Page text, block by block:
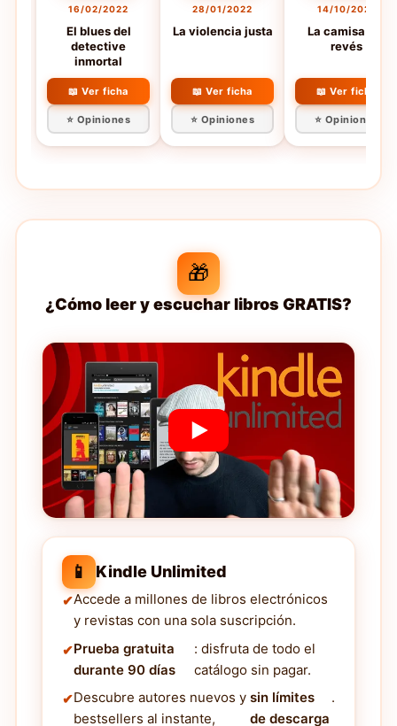
16/02/2022
El blues del
detective
inmortal
📖 Ver ficha
⭐ Opiniones
28/01/2022
La violencia justa
📖 Ver ficha
⭐ Opiniones
14/10/2021
La camisa del
revés
📖 Ver ficha
⭐ Opiniones
🎁
¿Cómo leer y escuchar libros GRATIS?
📱 Kindle Unlimited
Accede a millones de libros electrónicos
y revistas con una sola suscripción.
Prueba gratuita
durante 90 días
: disfruta de todo el
catálogo sin pagar.
Descubre autores nuevos y
bestsellers al instante,
sin límites
de descarga
.